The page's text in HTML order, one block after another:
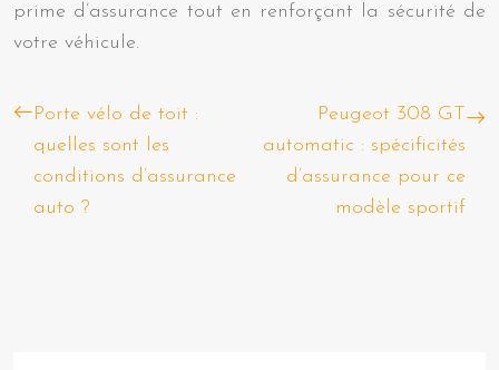
prime d’assurance tout en renforçant la sécurité de
votre véhicule.
Porte vélo de toit :
quelles sont les
conditions d’assurance
auto ?
Peugeot 308 GT
automatic : spécificités
d’assurance pour ce
modèle sportif